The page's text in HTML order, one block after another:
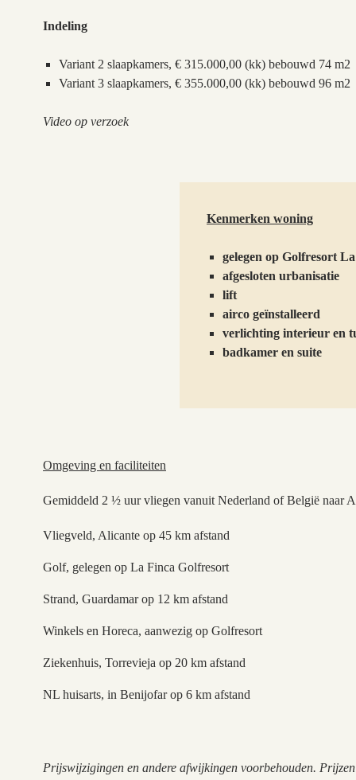
Indeling
Variant 2 slaapkamers, € 315.000,00 (kk) bebouwd 74 m2
Variant 3 slaapkamers, € 355.000,00 (kk) bebouwd 96 m2
Video op verzoek
Kenmerken woning
gelegen op Golfresort
afgesloten urbanisatie
lift
airco geïnstalleerd
verlichting interieur en
badkamer en suite
Omgeving en faciliteiten
Gemiddeld 2 ½ uur vliegen vanuit Nederland of België naar
Vliegveld, Alicante op 45 km afstand
Golf, gelegen op La Finca Golfresort
Strand, Guardamar op 12 km afstand
Winkels en Horeca, aanwezig op Golfresort
Ziekenhuis, Torrevieja op 20 km afstand
NL huisarts, in Benijofar op 6 km afstand
Prijswijzigingen en andere afwijkingen voorbehouden.